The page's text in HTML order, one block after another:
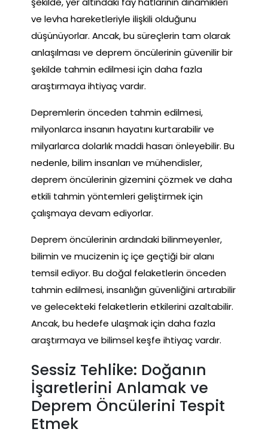
ve levha hareketleriyle ilişkili olduğunu
düşünüyorlar. Ancak, bu süreçlerin tam olarak
anlaşılması ve deprem öncülerinin güvenilir bir
şekilde tahmin edilmesi için daha fazla
araştırmaya ihtiyaç vardır.
Depremlerin önceden tahmin edilmesi,
milyonlarca insanın hayatını kurtarabilir ve
milyarlarca dolarlık maddi hasarı önleyebilir. Bu
nedenle, bilim insanları ve mühendisler,
deprem öncülerinin gizemini çözmek ve daha
etkili tahmin yöntemleri geliştirmek için
çalışmaya devam ediyorlar.
Deprem öncülerinin ardındaki bilinmeyenler,
bilimin ve mucizenin iç içe geçtiği bir alanı
temsil ediyor. Bu doğal felaketlerin önceden
tahmin edilmesi, insanlığın güvenliğini artırabilir
ve gelecekteki felaketlerin etkilerini azaltabilir.
Ancak, bu hedefe ulaşmak için daha fazla
araştırmaya ve bilimsel keşfe ihtiyaç vardır.
Sessiz Tehlike: Doğanın
İşaretlerini Anlamak ve
Deprem Öncülerini Tespit
Etmek